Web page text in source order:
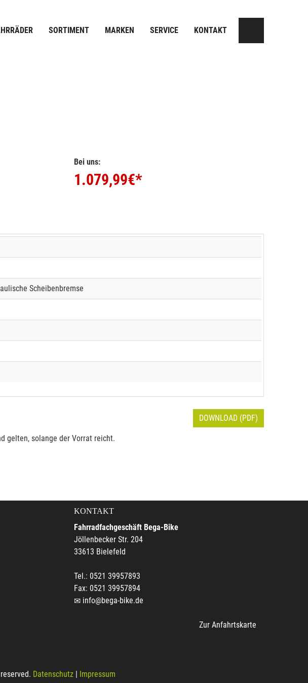
SORTIMENT MARKEN SERVICE KONTAKT
Bei uns:
1.079,99€*
Scheibenbremse
DOWNLOAD (PDF)
gelten, solange der Vorrat reicht.
KONTAKT
Fahrradfachgeschäft Bega-Bike
Jöllenbecker Str. 204
33613 Bielefeld
Tel.: 0521 39957893
Fax: 0521 39957894
info@bega-bike.de
Zur Anfahrtskarte
Datenschutz| Impressum